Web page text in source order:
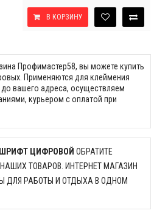
В КОРЗИНУ
Профимастер58, вы можете купить
Применяются для клеймения
вашего адреса, осуществляем
курьером с оплатой при
ЦИФРОВОЙ ОБРАТИТЕ
ТОВАРОВ. ИНТЕРНЕТ МАГАЗИН
ДЛЯ РАБОТЫ И ОТДЫХА В ОДНОМ